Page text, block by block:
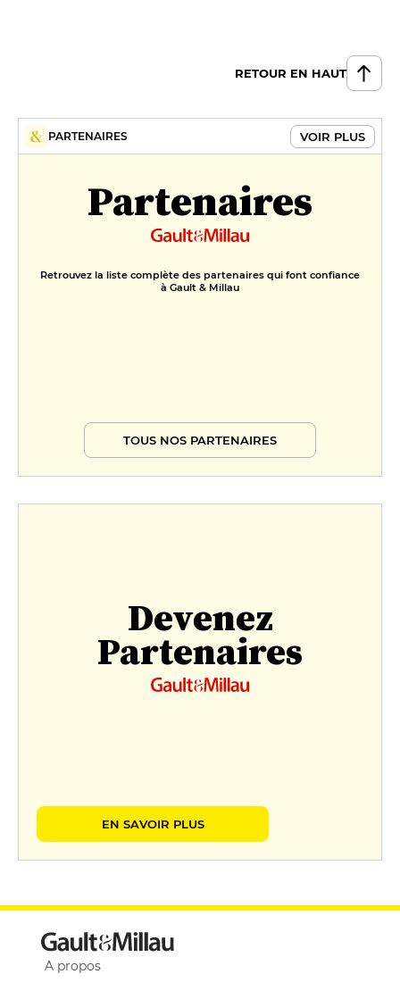
RETOUR EN HAUT
PARTENAIRES VOIR PLUS
Partenaires
Retrouvez la liste complète des partenaires qui font confiance
à Gault & Millau
TOUS NOS PARTENAIRES
Devenez
Partenaires
EN SAVOIR PLUS
A propos